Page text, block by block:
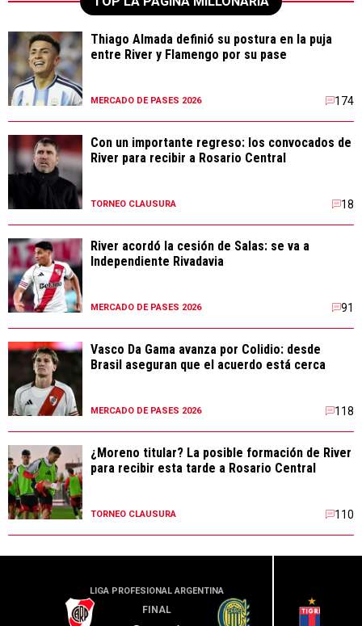
Thiago Almada definió su postura en la puja
entre River y Flamengo por su pase
MERCADO DE PASES 2026 174
Con un importante regreso: los convocados de
River para recibir a Rosario Central
TORNEO CLAUSURA 18
River acordó la cesión de Salas: se va a
Independiente Rivadavia
MERCADO DE PASES 2026 91
Vasco Da Gama avanza por Colidio: desde
Brasil aseguran que el acuerdo está cerca
MERCADO DE PASES 2026 118
¿Moreno titular? La posible formación de River
para recibir esta tarde a Rosario Central
TORNEO CLAUSURA 110
LIGA PROFESIONAL ARGENTINA
FINAL